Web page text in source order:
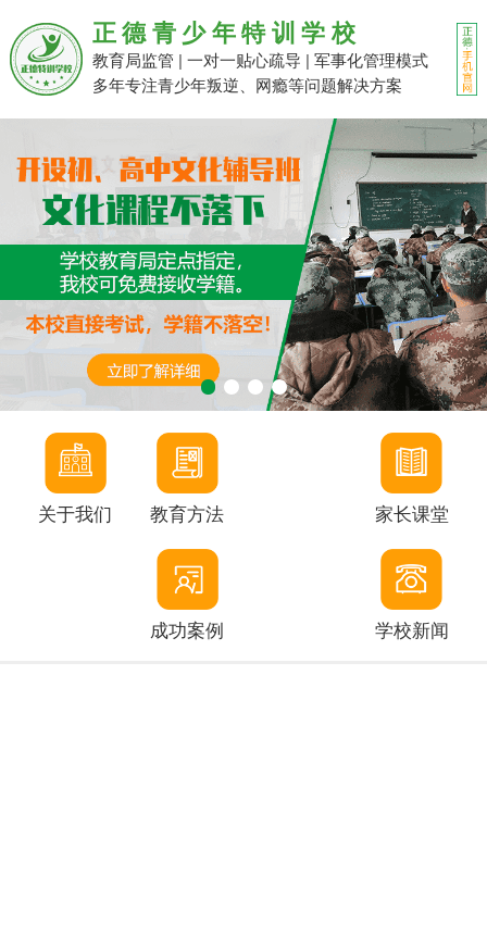
正德青少年特训学校
教育局监管 | 一对一贴心疏导 | 军事化管理模式
多年专注青少年叛逆、网瘾等问题解决方案
关于我们 教育方法 家长课堂
成功案例 学校新闻